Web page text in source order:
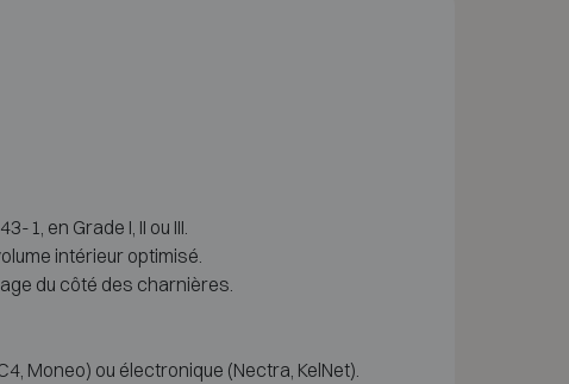
1, en Grade I, II ou III.
intérieur optimisé.
du côté des charnières.
Moneo) ou électronique (Nectra, KelNet).